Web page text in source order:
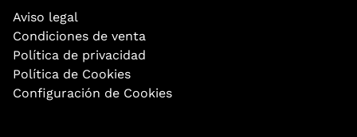
Aviso legal
Condiciones de venta
Política de privacidad
Política de Cookies
Configuración de Cookies